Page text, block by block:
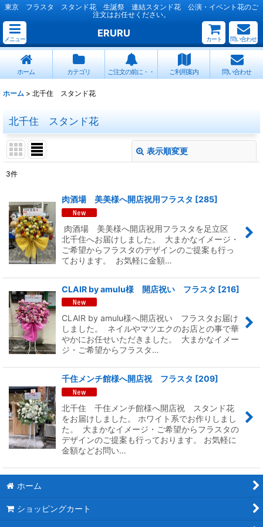
東京 フラスタ スタンド花 生誕祭 連結スタンド花 公演・イベント花のご
注文はお任せください。
メニュー
ERURU
カート 問い合わせ
ホーム カテゴリ ご注文の前に・・ ご利用案内 問い合わせ
ホーム > 北千住 スタンド花
北千住 スタンド花
表示順変更
並び順:
絞り込む
3件
肉酒場 美美様へ開店祝用フラスタ [285]
肉酒場 美美様へ開店祝用フラスタを足立区
北千住へお届けしました。 大まかなイメージ・
ご希望からフラスタのデザインのご提案も行っ
ております。 お気軽に金額…
CLAIR by amulu様 開店祝い フラスタ [216]
CLAIR by amulu様へ開店祝い フラスタお届け
しました。 ネイルやマツエクのお店との事で華
やかにお任せいただきました。 大まかなイメー
ジ・ご希望からフラスタ…
千住メンチ館様へ開店祝 フラスタ [209]
北千住 千住メンチ館様へ開店祝 スタンド花
をお届けしました。 ホワイト系でお作りしまし
た。 大まかなイメージ・ご希望からフラスタの
デザインのご提案も行っております。 お気軽に
金額などお問い…
ホーム
ショッピングカート